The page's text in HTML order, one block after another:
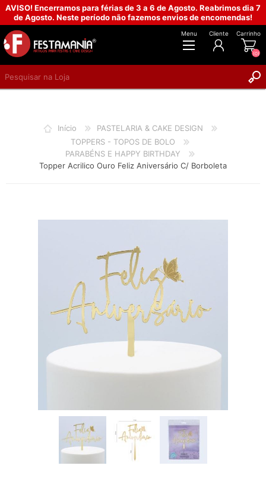
AVISO! Encerramos para férias de 3 a 6 de Agosto. Reabrimos dia 7
de Agosto. Neste período não fazemos envios de encomendas!
Menu Cliente Carrinho
(0)
Início
PASTELARIA & CAKE DESIGN
TOPPERS - TOPOS DE BOLO
PARABÉNS E HAPPY BIRTHDAY
Topper Acrilico Ouro Feliz Aniversário C/ Borboleta